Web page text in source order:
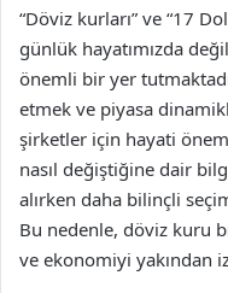
“Döviz kurları” ve “17
günlük hayatımızda
önemli bir yer
etmek ve piyasa
şirketler için hayati
nasıl değiştiğine dair
alırken daha bilinçli
Bu nedenle, döviz kuru
ve ekonomiyi yakından